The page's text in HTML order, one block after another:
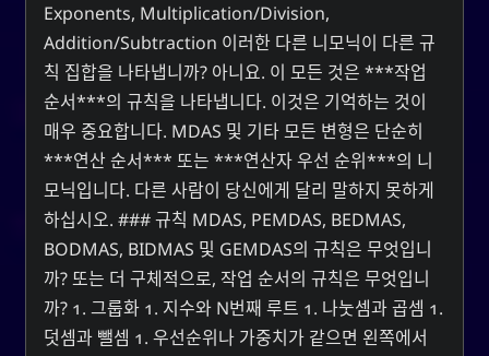
Exponents, Multiplication/Division,
Addition/Subtraction 이러한 다른 니모닉이 다른 규
칙 집합을 나타냅니까? 아니요. 이 모든 것은 ***작업
순서***의 규칙을 나타냅니다. 이것은 기억하는 것이
매우 중요합니다. MDAS 및 기타 모든 변형은 단순히
***연산 순서*** 또는 ***연산자 우선 순위***의 니
모닉입니다. 다른 사람이 당신에게 달리 말하지 못하게
하십시오. ### 규칙 MDAS, PEMDAS, BEDMAS,
BODMAS, BIDMAS 및 GEMDAS의 규칙은 무엇입니
까? 또는 더 구체적으로, 작업 순서의 규칙은 무엇입니
까? 1. 그룹화 1. 지수와 N번째 루트 1. 나눗셈과 곱셈 1.
덧셈과 뺄셈 1. 우선순위나 가중치가 같으면 왼쪽에서